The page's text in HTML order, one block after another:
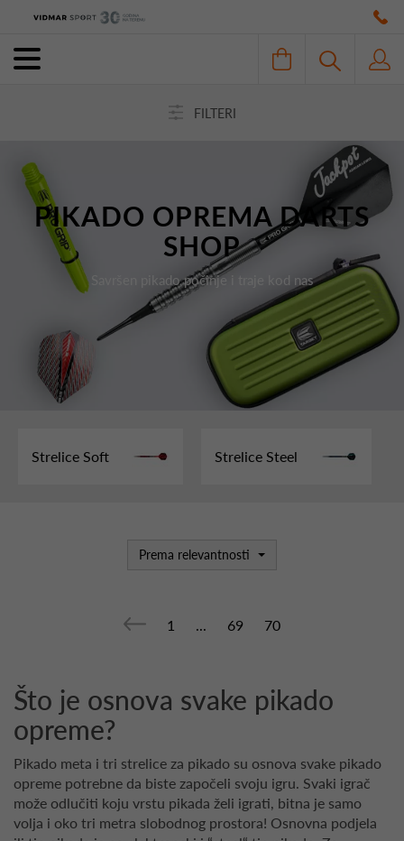
FILTERI
PIKADO OPREMA DARTS
SHOP
Savršen pikado počinje i traje kod nas
Strelice Soft Strelice Steel
Prema relevantnosti
1 69 70
Što je osnova svake pikado
opreme?
Pikado meta i tri strelice za pikado su osnova svake pikado
opreme potrebne da biste započeli svoju igru. Svaki igrač
može odlučiti koju vrstu pikada želi igrati, bitna je samo
volja i oko tri metra slobodnog prostora! Osnovna podjela